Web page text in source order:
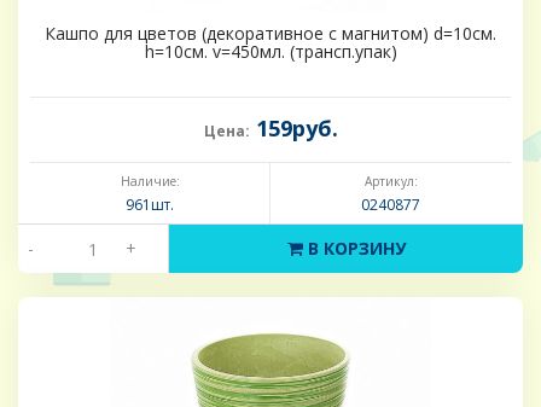
Кашпо для цветов (декоративное с магнитом) d=10см.
h=10см. v=450мл. (трансп.упак)
Цена: 159руб.
Наличие:
961шт.
Артикул:
0240877
- + В КОРЗИНУ